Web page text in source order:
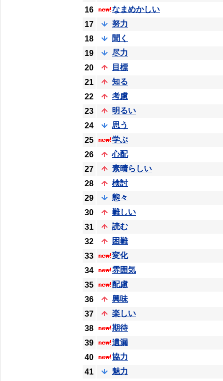
16
なまめかしい
17
努力
18
聞く
19
尽力
20
目標
21
知る
22
考慮
23
明るい
24
思う
25
学ぶ
26
心配
27
素晴らしい
28
検討
29
態々
30
難しい
31
読む
32
困難
33
変化
34
雰囲気
35
配慮
36
興味
37
楽しい
38
期待
39
遺漏
40
協力
41
魅力